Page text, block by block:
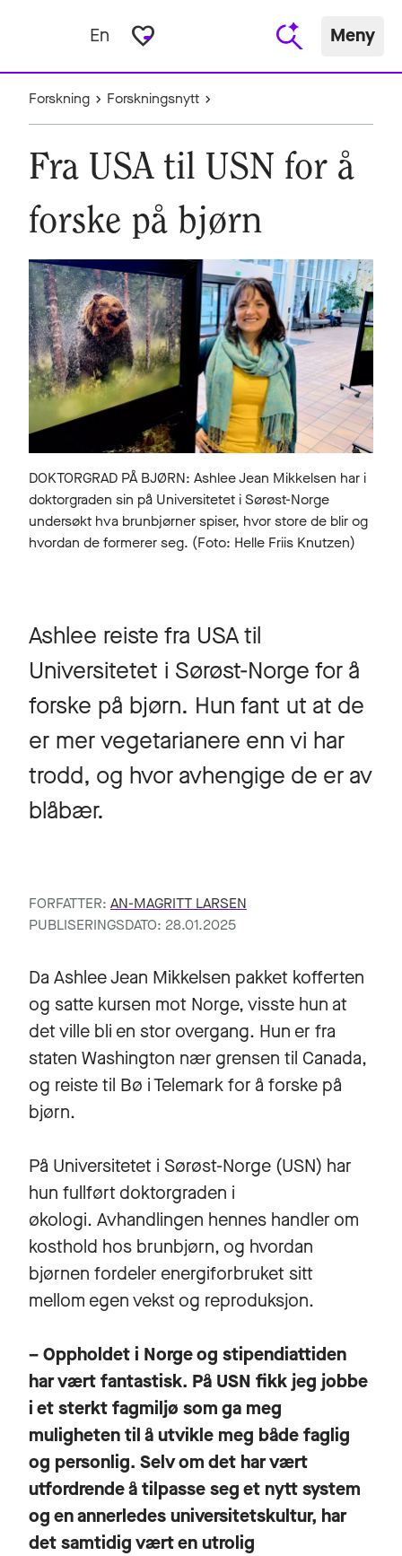
En favorite_border Meny
Forskning Forskningsnytt
Fra USA til USN for å
forske på bjørn
DOKTORGRAD PÅ BJØRN: Ashlee Jean Mikkelsen har i
doktorgraden sin på Universitetet i Sørøst-Norge
undersøkt hva brunbjørner spiser, hvor store de blir og
hvordan de formerer seg. (Foto: Helle Friis Knutzen)
Ashlee reiste fra USA til
Universitetet i Sørøst-Norge for å
forske på bjørn. Hun fant ut at de
er mer vegetarianere enn vi har
trodd, og hvor avhengige de er av
blåbær.
FORFATTER: AN-MAGRITT LARSEN
PUBLISERINGSDATO: 28.01.2025
Da Ashlee Jean Mikkelsen pakket kofferten
og satte kursen mot Norge, visste hun at
det ville bli en stor overgang. Hun er fra
staten Washington nær grensen til Canada,
og reiste til Bø i Telemark for å forske på
bjørn.
På Universitetet i Sørøst-Norge (USN) har
hun fullført doktorgraden i
økologi. Avhandlingen hennes handler om
kosthold hos brunbjørn, og hvordan
bjørnen fordeler energiforbruket sitt
mellom egen vekst og reproduksjon.
– Oppholdet i Norge og stipendiattiden
har vært fantastisk. På USN fikk jeg jobbe
i et sterkt fagmiljø som ga meg
muligheten til å utvikle meg både faglig
og personlig. Selv om det har vært
utfordrende å tilpasse seg et nytt system
og en annerledes universitetskultur, har
det samtidig vært en utrolig